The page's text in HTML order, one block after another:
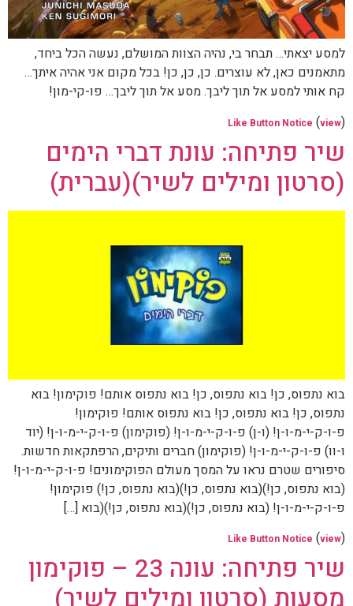
למסע יצאתי… תבחר בי, נהיה הצוות המושלם, נעשה הכל ביחד,
מתאמנים כאן, לא עוצרים. כן, כן, כן! בכל מקום אני אהיה איתך…
קח אותי למסע אל תוך ליבך. מסע אל תוך ליבך… פו-קי-מון!
Like Button Notice (view)
שיר פתיחה: עונת דברי הימים
(סרטון ומילים לשיר)(עברית)
בוא נתפוס, כן! בוא נתפוס, כן! בוא נתפוס אותם! פוקימון! בוא
נתפוס, כן! בוא נתפוס, כן! בוא נתפוס אותם! פוקימון!
פ-ו-ק-י-מ-ו-ן! (ו-ן) פ-ו-ק-י-מ-ו-ן! (פוקימון) פ-ו-ק-י-מ-ו-ן! (יוד
ו-וו) פ-ו-ק-י-מ-ו-ן! (פוקימון) חברים ותיקים, הרפתקאות חדשות.
סיפורים שטרם נראו על המסך מעולם הפוקימונים! פ-ו-ק-י-מ-ו-ן!
(בוא נתפוס, כן!)(בוא נתפוס, כן!)(בוא נתפוס, כן!) פוקימון!
פ-ו-ק-י-מ-ו-ן! (בוא נתפוס, כן!)(בוא נתפוס, כן!)(בוא […]
Like Button Notice (view)
שיר פתיחה: עונה 23 – פוקימון